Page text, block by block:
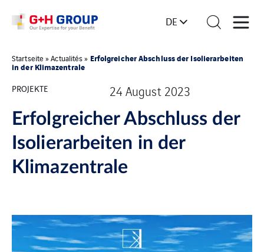
DE
Startseite »Actualités» Erfolgreicher Abschluss der Isolierarbeiten
in der Klimazentrale
PROJEKTE
24 August 2023
Erfolgreicher Abschluss der
Isolierarbeiten in der
Klimazentrale